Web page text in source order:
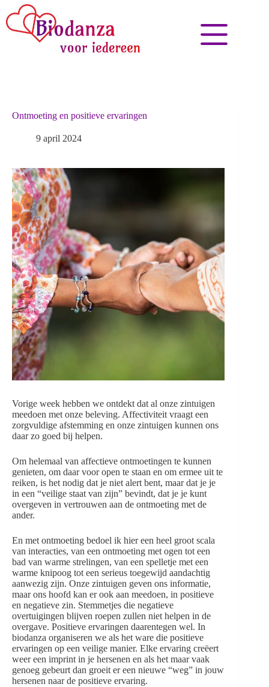
Ontmoeting en positieve ervaringen
9 april 2024
Vorige week hebben we ontdekt dat al onze zintuigen
meedoen met onze beleving. Affectiviteit vraagt een
zorgvuldige afstemming en onze zintuigen kunnen ons
daar zo goed bij helpen.
Om helemaal van affectieve ontmoetingen te kunnen
genieten, om daar voor open te staan en om ermee uit te
reiken, is het nodig dat je niet alert bent, maar dat je je
in een “veilige staat van zijn” bevindt, dat je je kunt
overgeven in vertrouwen aan de ontmoeting met de
ander.
En met ontmoeting bedoel ik hier een heel groot scala
van interacties, van een ontmoeting met ogen tot een
bad van warme strelingen, van een spelletje met een
warme knipoog tot een serieus toegewijd aandachtig
aanwezig zijn. Onze zintuigen geven ons informatie,
maar ons hoofd kan er ook aan meedoen, in positieve
en negatieve zin. Stemmetjes die negatieve
overtuigingen blijven roepen zullen niet helpen in de
overgave. Positieve ervaringen daarentegen wel. In
biodanza organiseren we als het ware die positieve
ervaringen op een veilige manier. Elke ervaring creëert
weer een imprint in je hersenen en als het maar vaak
genoeg gebeurt dan groeit er een nieuwe “weg” in jouw
hersenen naar de positieve ervaring.